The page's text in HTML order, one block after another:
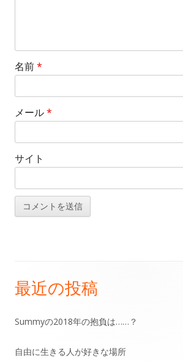
名前*
メール*
サイト
メ
イ
ン
最近の投稿
Summyの2018年の抱負は……？
自由に生きる人が好きな場所